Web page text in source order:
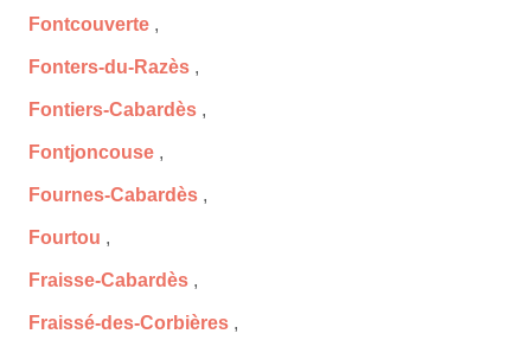
Fontcouverte ,
Fonters-du-Razès ,
Fontiers-Cabardès ,
Fontjoncouse ,
Fournes-Cabardès ,
Fourtou ,
Fraisse-Cabardès ,
Fraissé-des-Corbières ,